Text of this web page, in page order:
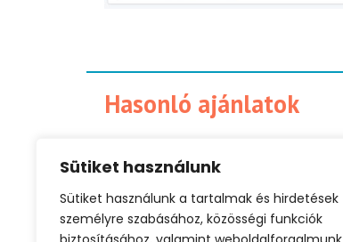
Sütiket használunk
Sütiket használunk a tartalmak és hirdetések
személyre szabásához, közösségi funkciók
Hasonló ajánlatok
Olcsó repjegy Városlátogatás